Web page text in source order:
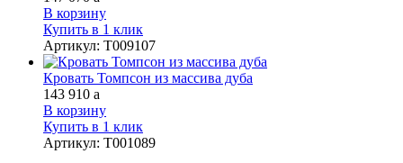
В корзину
Купить в 1 клик
Артикул: Т009107
Кровать Томпсон из массива дуба
143 910 a
В корзину
Купить в 1 клик
Артикул: Т001089